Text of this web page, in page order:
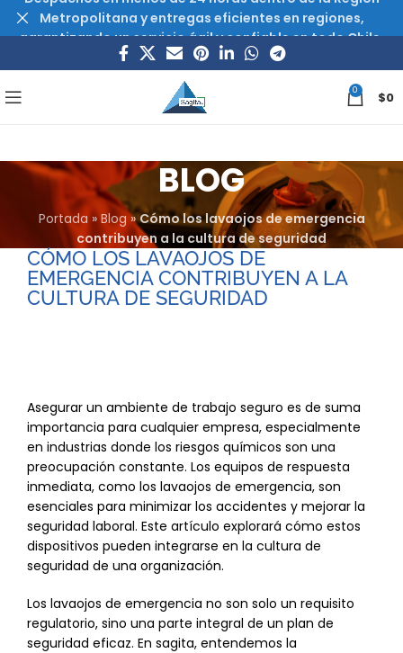
0 $0
BLOG
Portada »Blog»Cómo los lavaojos de emergencia
contribuyen a la cultura de seguridad
CÓMO LOS LAVAOJOS DE
EMERGENCIA CONTRIBUYEN A LA
CULTURA DE SEGURIDAD
Asegurar un ambiente de trabajo seguro es de suma
importancia para cualquier empresa, especialmente
en industrias donde los riesgos químicos son una
preocupación constante. Los equipos de respuesta
inmediata, como los lavaojos de emergencia, son
esenciales para minimizar los accidentes y mejorar la
seguridad laboral. Este artículo explorará cómo estos
dispositivos pueden integrarse en la cultura de
seguridad de una organización.
Los lavaojos de emergencia no son solo un requisito
regulatorio, sino una parte integral de un plan de
seguridad eficaz. En sagita, entendemos la
Metropolitana y entregas eficientes en regiones,
garantizando un servicio ágil y confiable en todo Chile.